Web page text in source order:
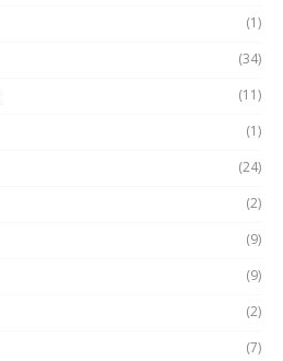
(1)
(34)
(11)
(1)
(24)
(2)
(9)
(9)
(2)
(7)